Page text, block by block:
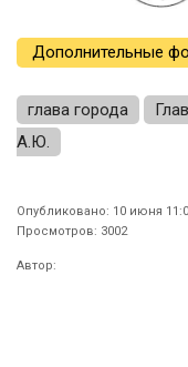
Дополнительные
глава города
А.Ю.
Опубликовано: 10 июня
Просмотров: 3002
Автор: